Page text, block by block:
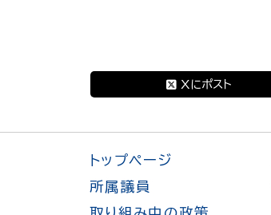
Xにポスト
トップページ
所属議員